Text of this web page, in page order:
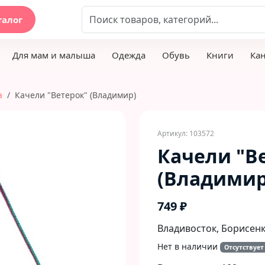
Для мам и малыша Одежда Обувь Книги
Качели "Ветерок" (Владимир)
Артикул: 103572
Качели
749 ₽
Владивосток,
Нет в наличии Отсутствует